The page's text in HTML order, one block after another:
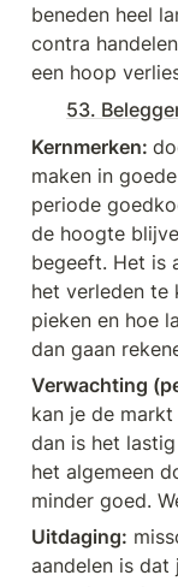
beneden heel
contra
een hoop
Kernmerken:
maken in
periode
de hoogte
begeeft. Het is
het verleden te
pieken en hoe
dan gaan
Verwachting
kan je de
dan is het
het algemeen
minder goed.
Uitdaging:
aandelen is dat